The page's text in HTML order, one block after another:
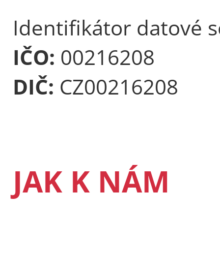
Identifikátor datové
IČO: 00216208
DIČ: CZ00216208
JAK K NÁM